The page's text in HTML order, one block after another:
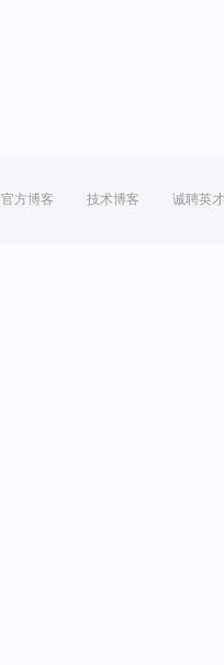
官方博客 技术博客 诚聘英才